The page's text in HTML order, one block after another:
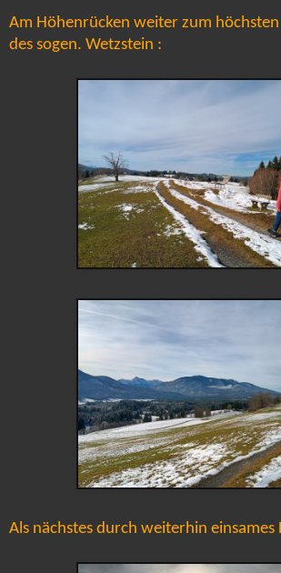
Am Höhenrücken weiter zum
des sogen. Wetzstein :
Als nächstes durch weiterhin einsames